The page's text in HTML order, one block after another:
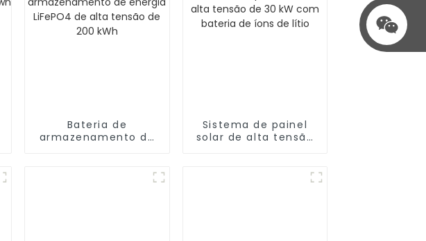
Bateria de
armazenamento de
Sistema de painel
solar de alta tensão